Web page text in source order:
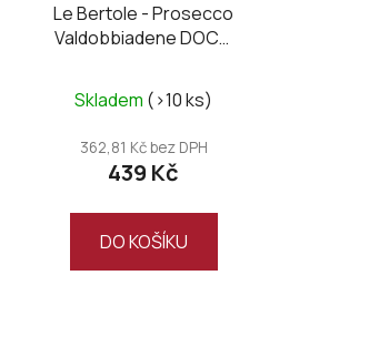
Le Bertole - Prosecco
Valdobbiadene DOCG
Skladem (>10 ks)
362,81 Kč bez DPH
439 Kč
DO KOŠÍKU